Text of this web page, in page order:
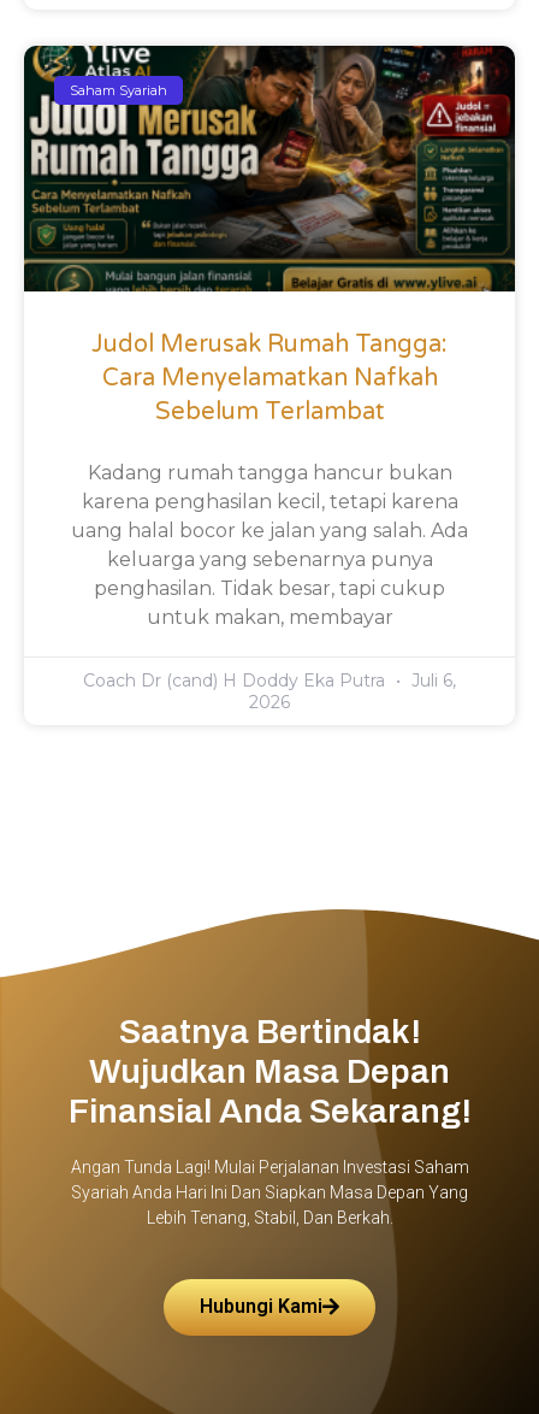
Saham Syariah
Judol Merusak Rumah Tangga:
Cara Menyelamatkan Nafkah
Sebelum Terlambat
Kadang rumah tangga hancur bukan
karena penghasilan kecil, tetapi karena
uang halal bocor ke jalan yang salah. Ada
keluarga yang sebenarnya punya
penghasilan. Tidak besar, tapi cukup
untuk makan, membayar
Coach Dr (cand) H Doddy Eka Putra
Juli 6,
2026
Saatnya Bertindak!
Wujudkan Masa Depan
Finansial Anda Sekarang!
Angan Tunda Lagi! Mulai Perjalanan Investasi Saham
Syariah Anda Hari Ini Dan Siapkan Masa Depan Yang
Lebih Tenang, Stabil, Dan Berkah.
Hubungi Kami